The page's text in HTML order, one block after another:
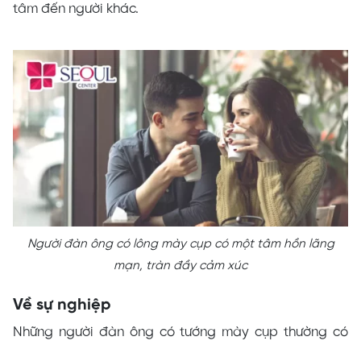
tâm đến người khác.
Người đàn ông có lông mày cụp có một tâm hồn lãng
mạn, tràn đầy cảm xúc
Về sự nghiệp
Những người đàn ông có tướng mày cụp thường có